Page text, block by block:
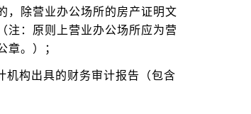
，除营业办公场所的房产证明文
注：原则上营业办公场所应为营
章。）；
机构出具的财务审计报告（包含